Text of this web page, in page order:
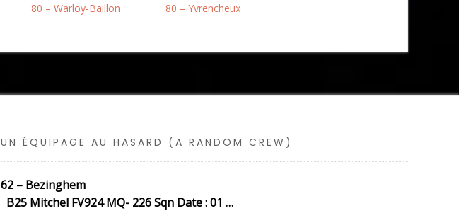
80 – Warloy-Baillon 80 – Yvrencheux
UN ÉQUIPAGE AU HASARD (A RANDOM CREW)
62 – Bezinghem
B25 Mitchel FV924 MQ- 226 Sqn Date : 01 …